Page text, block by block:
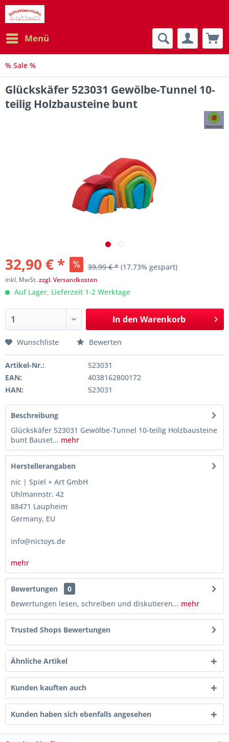
Menü
% Sale %
Glückskäfer 523031 Gewölbe-Tunnel 10-
teilig Holzbausteine bunt
32,90 € * 39,99 € * (17,73% gespart)
inkl. MwSt.zzgl. Versandkosten
Auf Lager, Lieferzeit 1-2 Werktage
In den Warenkorb
Wunschliste Bewerten
Artikel-Nr.:
523031
EAN:
4038162800172
HAN:
523031
Beschreibung
Glückskäfer 523031 Gewölbe-Tunnel 10-teilig Holzbausteine
bunt Bauset... mehr
Herstellerangaben
nic | Spiel + Art GmbH
Uhlmannstr. 42
88471 Laupheim
Germany, EU
info@nictoys.de
mehr
Bewertungen
0
Bewertungen lesen, schreiben und diskutieren... mehr
Trusted Shops Bewertungen
Ähnliche Artikel
Kunden kauften auch
Kunden haben sich ebenfalls angesehen